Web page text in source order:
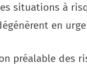
situations à
en
préalable des